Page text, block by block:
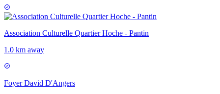
Association Culturelle Quartier Hoche - Pantin
1.0 km away
Foyer David D'Angers